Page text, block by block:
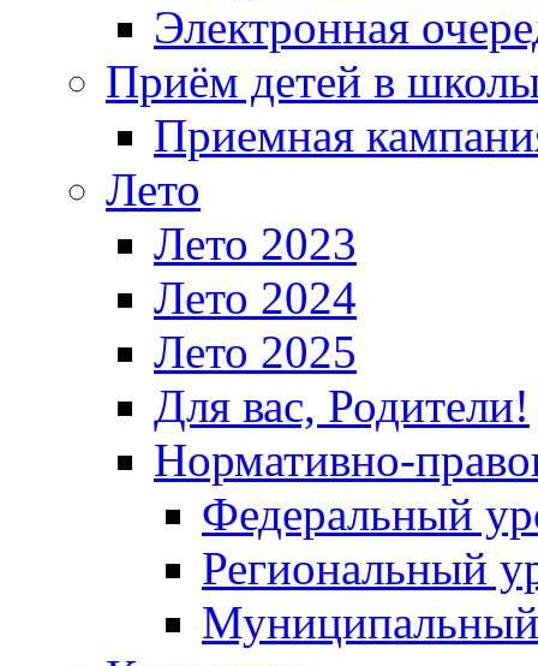
Электронная
Приём детей в
Приемная
Лето
Лето 2023
Лето 2024
Лето 2025
Для вас, Родители!
Нормативно-
Федеральный
Региональный